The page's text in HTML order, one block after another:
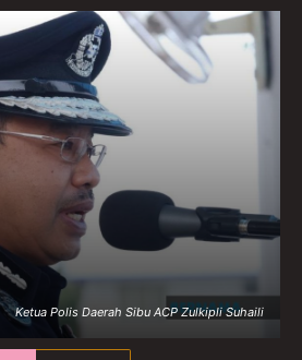
Ketua Polis Daerah Sibu ACP Zulkipli Suhaili